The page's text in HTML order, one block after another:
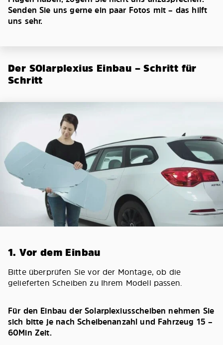
Senden Sie uns gerne ein paar Fotos mit – das hilft
uns sehr.
Der SOlarplexius Einbau – Schritt für
Schritt
1. Vor dem Einbau
Bitte überprüfen Sie vor der Montage, ob die
gelieferten Scheiben zu Ihrem Modell passen.
Für den Einbau der Solarplexiusscheiben nehmen Sie
sich bitte je nach Scheibenanzahl und Fahrzeug 15 –
60Min Zeit.